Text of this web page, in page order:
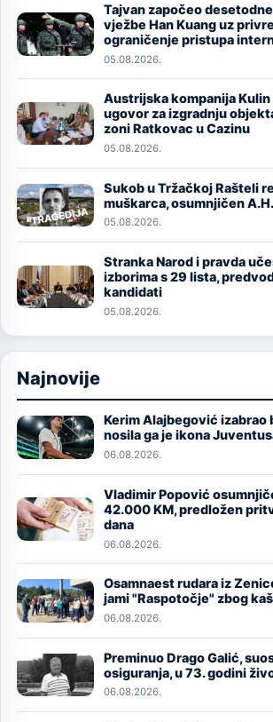
Image
Tajvan započeo
vježbe Han Kuang uz
ograničenje pristupa
05.08.2026.
Image
Austrijska kompanija
ugovor za izgradnju
zoni Ratkovac u Cazinu
05.08.2026.
Image
Sukob u Tržačkoj Rašteli
muškarca, osumnjičen
05.08.2026.
Image
Stranka Narod i pravda
izborima s 29 lista,
kandidati
05.08.2026.
Najnovije
Image
Kerim Alajbegović izabrao
nosila ga je ikona
06.08.2026.
Image
Vladimir Popović
42.000 KM, predložen
dana
06.08.2026.
Image
Osamnaest rudara iz
jami "Raspotočje" zbog
06.08.2026.
Image
Preminuo Drago Galić,
osiguranja, u 73. godini
06.08.2026.